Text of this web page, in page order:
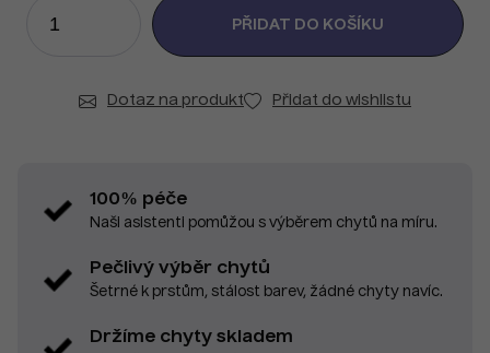
Dotaz na produkt Přidat do wishlistu
100% péče
Naši asistenti pomůžou s výběrem chytů na míru.
Pečlivý výběr chytů
Šetrné k prstům, stálost barev, žádné chyty navíc.
Držíme chyty skladem